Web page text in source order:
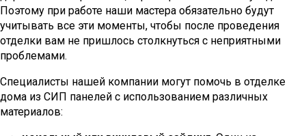
Поэтому при работе наши мастера обязательно будут
учитывать все эти моменты, чтобы после проведения
отделки вам не пришлось столкнуться с неприятными
проблемами.
Специалисты нашей компании могут помочь в отделке
дома из СИП панелей с использованием различных
материалов: